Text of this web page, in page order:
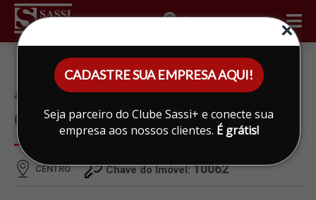
CADASTRE SUA EMPRESA AQUI!
Seja parceiro do Clube Sassi+ e conecte sua
empresa aos nossos clientes. É grátis!
ÁREA DO CLIENTE
APARTAMENTO À VENDA EM
CENTRO, LIMEIRA
CENTRO Chave do Imóvel:10062